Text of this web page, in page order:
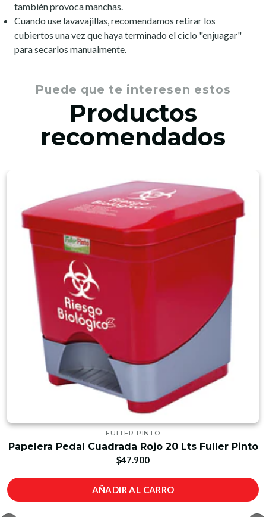
también provoca manchas.
Cuando use lavavajillas, recomendamos retirar los
cubiertos una vez que haya terminado el ciclo "enjuagar"
para secarlos manualmente.
Puede que te interesen estos
Productos
recomendados
FULLER PINTO
Papelera Pedal Cuadrada Rojo 20 Lts Fuller Pinto
$47.900
AÑADIR AL CARRO